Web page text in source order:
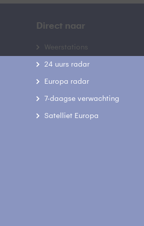
Direct naar
Weerstations
24 uurs radar
Europa radar
7-daagse verwachting
Satelliet Europa